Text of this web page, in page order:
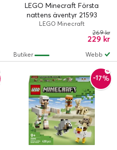
LEGO Minecraft Första
nattens äventyr 21593
LEGO Minecraft
229 kr
269 kr
Webb
Butiker
-17%